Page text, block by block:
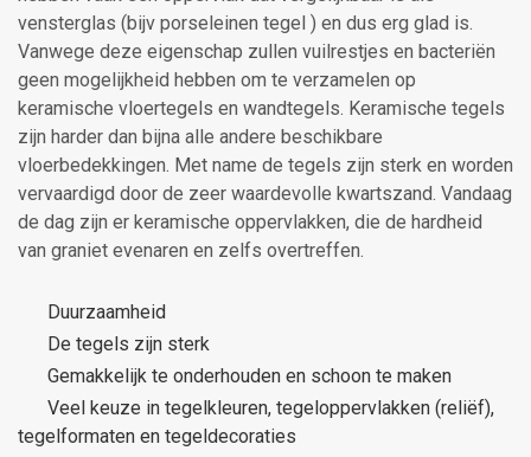
vensterglas (bijv porseleinen tegel ) en dus erg glad is.
Vanwege deze eigenschap zullen vuilrestjes en bacteriën
geen mogelijkheid hebben om te verzamelen op
keramische vloertegels en wandtegels. Keramische tegels
zijn harder dan bijna alle andere beschikbare
vloerbedekkingen. Met name de tegels zijn sterk en worden
vervaardigd door de zeer waardevolle kwartszand. Vandaag
de dag zijn er keramische oppervlakken, die de hardheid
van graniet evenaren en zelfs overtreffen.
Duurzaamheid
De tegels zijn sterk
Gemakkelijk te onderhouden en schoon te maken
Veel keuze in tegelkleuren, tegeloppervlakken (reliëf),
tegelformaten en tegeldecoraties